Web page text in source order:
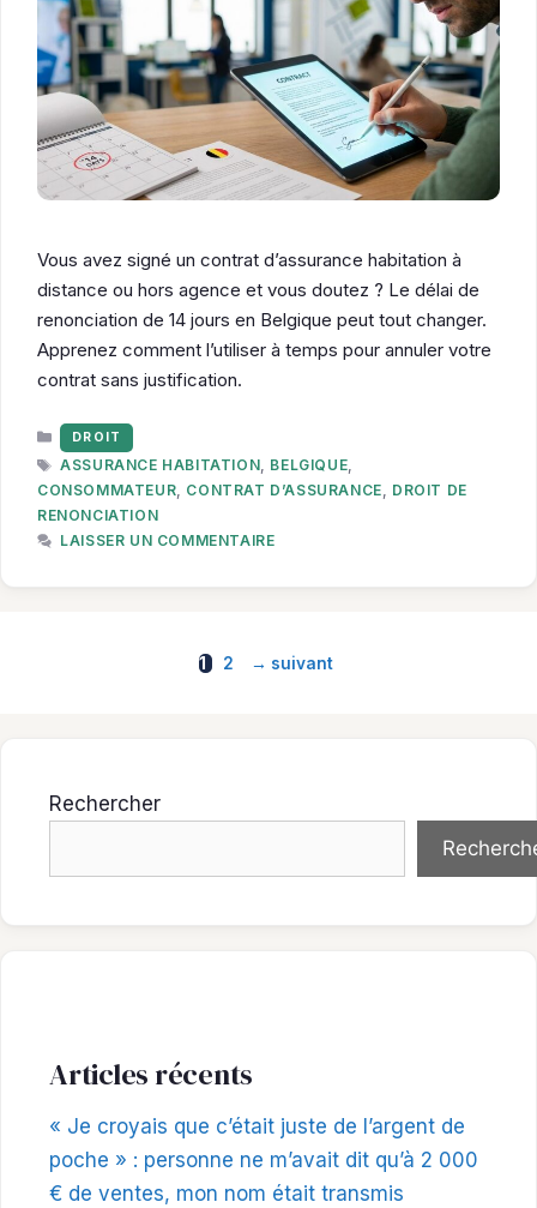
Vous avez signé un contrat d’assurance habitation à
distance ou hors agence et vous doutez ? Le délai de
renonciation de 14 jours en Belgique peut tout changer.
Apprenez comment l’utiliser à temps pour annuler votre
contrat sans justification.
CATÉGORIES
DROIT
ÉTIQUETTES
ASSURANCE HABITATION, BELGIQUE,
CONSOMMATEUR, CONTRAT D’ASSURANCE, DROIT DE
RENONCIATION
LAISSER UN COMMENTAIRE
Page
1 Page
2 → suivant
Rechercher
Articles récents
« Je croyais que c’était juste de l’argent de
poche » : personne ne m’avait dit qu’à 2 000
€ de ventes, mon nom était transmis